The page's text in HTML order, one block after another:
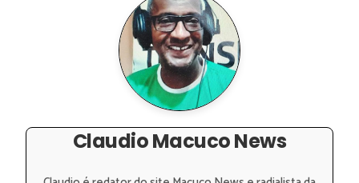
Claudio Macuco News